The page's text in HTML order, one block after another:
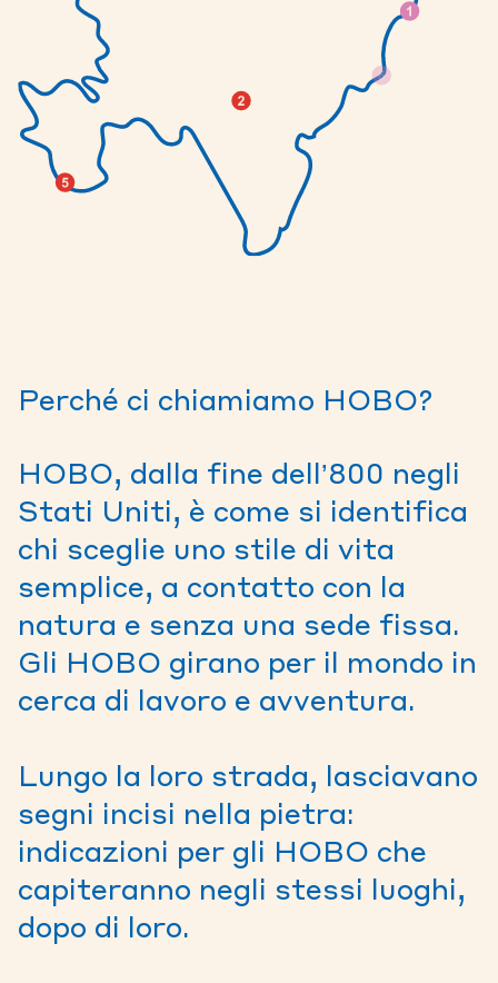
Perché ci chiamiamo HOBO?
HOBO, dalla fine dell’800 negli
Stati Uniti, è come si identifica
chi sceglie uno stile di vita
semplice, a contatto con la
natura e senza una sede fissa.
Gli HOBO girano per il mondo in
cerca di lavoro e avventura.
Lungo la loro strada, lasciavano
segni incisi nella pietra:
indicazioni per gli HOBO che
capiteranno negli stessi luoghi,
dopo di loro.